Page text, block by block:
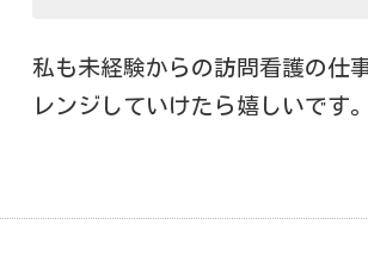
私も未経験からの訪問看護の仕
レンジしていけたら嬉しいです。